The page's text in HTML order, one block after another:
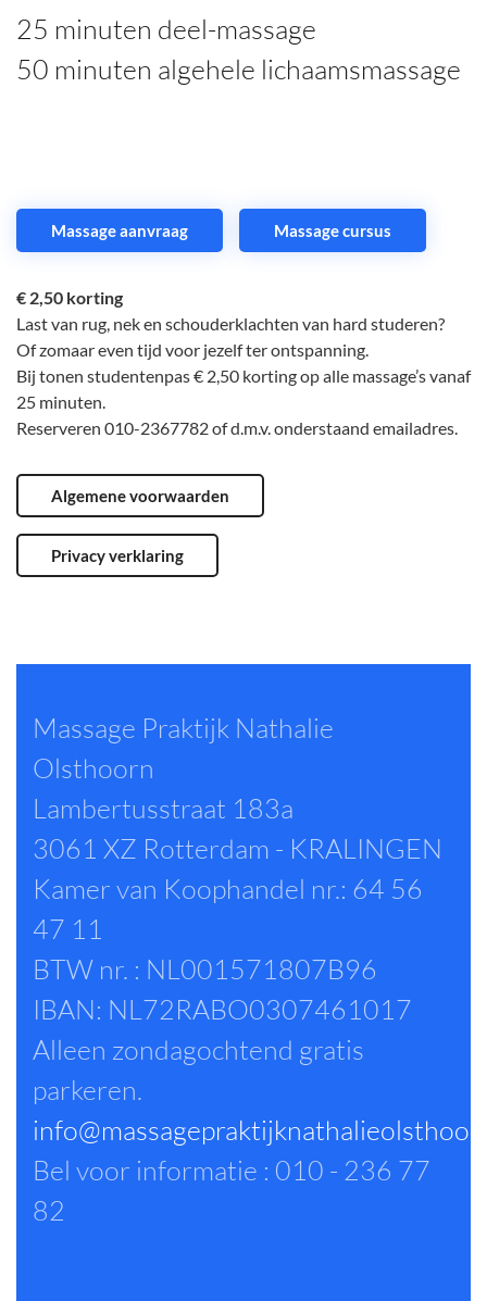
25 minuten deel-massage
50 minuten algehele lichaamsmassage
Massage aanvraag Massage cursus
€ 2,50 korting
Last van rug, nek en schouderklachten van hard studeren?
Of zomaar even tijd voor jezelf ter ontspanning.
Bij tonen studentenpas € 2,50 korting op alle massage’s vanaf
25 minuten.
Reserveren 010-2367782 of d.m.v. onderstaand emailadres.
Algemene voorwaarden
Privacy verklaring
Massage Praktijk Nathalie
Olsthoorn
Lambertusstraat 183a
3061 XZ Rotterdam - KRALINGEN
Kamer van Koophandel nr.: 64 56
47 11
BTW nr. : NL001571807B96
IBAN: NL72RABO0307461017
Alleen zondagochtend gratis
parkeren.
Bel voor informatie : 010 - 236 77
82